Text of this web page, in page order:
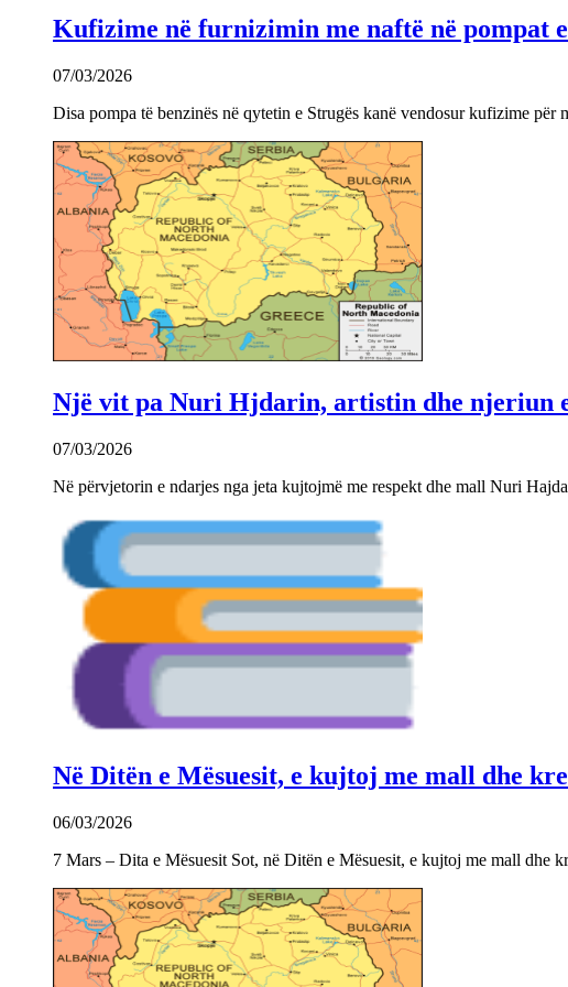
Kufizime në furnizimin me naftë në pompat
07/03/2026
Disa pompa të benzinës në qytetin e Strugës kanë vendosur kufizime
Një vit pa Nuri Hjdarin, artistin dhe njeriun
07/03/2026
Në përvjetorin e ndarjes nga jeta kujtojmë me respekt dhe mall Nuri
Në Ditën e Mësuesit, e kujtoj me mall dhe
06/03/2026
7 Mars – Dita e Mësuesit Sot, në Ditën e Mësuesit, e kujtoj me mall dhe